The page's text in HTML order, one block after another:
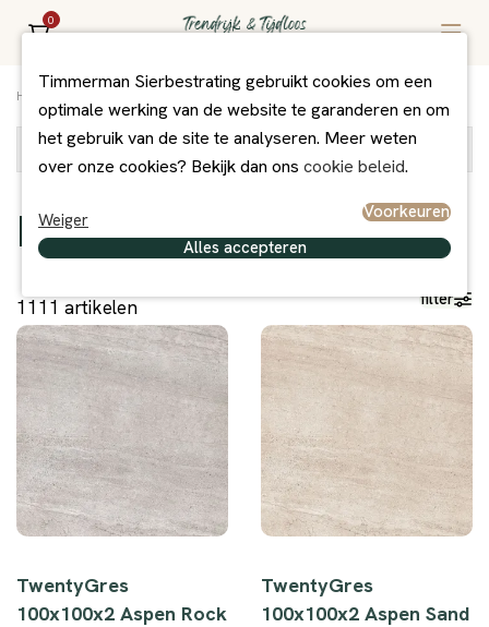
0
Home
Bestrating
Bestrating
1111 artikelen filter
TwentyGres
100x100x2 Aspen Rock
TwentyGres
100x100x2 Aspen Sand
Timmerman Sierbestrating gebruikt cookies om een
optimale werking van de website te garanderen en om
het gebruik van de site te analyseren. Meer weten
over onze cookies? Bekijk dan ons cookie beleid.
Weiger
Voorkeuren
Alles accepteren